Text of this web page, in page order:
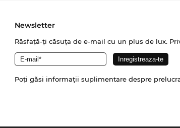
Newsletter
Răsfață-ți căsuța de e-mail cu un plus de lux.
Poți găsi informații suplimentare despre